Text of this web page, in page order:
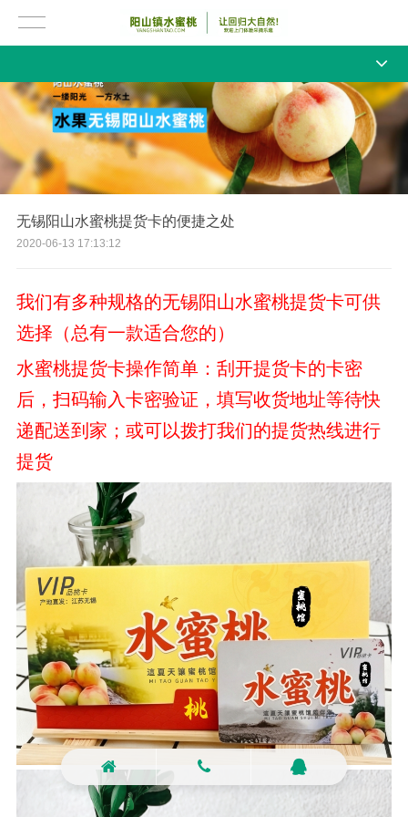
无锡阳山水蜜桃提货卡的便捷之处
2020-06-13 17:13:12
我们有多种规格的无锡阳山水蜜桃提货卡可供
选择（总有一款适合您的）
水蜜桃提货卡操作简单：刮开提货卡的卡密
后，扫码输入卡密验证，填写收货地址等待快
递配送到家；或可以拨打我们的提货热线进行
提货